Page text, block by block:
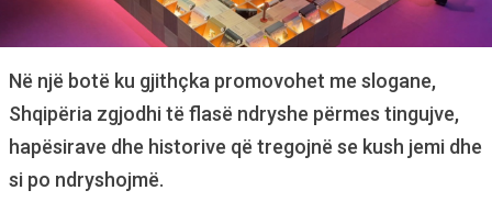
Në një botë ku gjithçka promovohet me slogane,
Shqipëria zgjodhi të flasë ndryshe përmes tingujve,
hapësirave dhe historive që tregojnë se kush jemi dhe
si po ndryshojmë.